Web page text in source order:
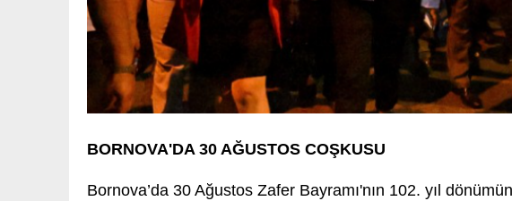
BORNOVA'DA 30 AĞUSTOS COŞKUSU
Bornova’da 30 Ağustos Zafer Bayramı'nın 102. yıl